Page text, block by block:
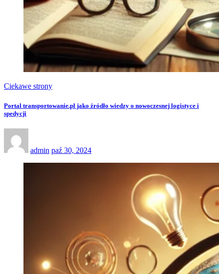
Ciekawe strony
Portal transportowanie.pl jako źródło wiedzy o nowoczesnej logistyce i
spedycji
admin paź 30, 2024